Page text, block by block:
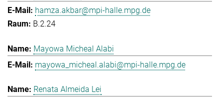
hamza.akbar@mpi-halle.mpg.de
B.2.24
Mayowa Micheal Alabi
mayowa_micheal.alabi@mpi-halle.mpg.de
Renata Almeida Lei